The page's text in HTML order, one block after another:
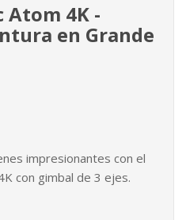
Atom 4K -
en Grande
impresionantes con el
con gimbal de 3 ejes.